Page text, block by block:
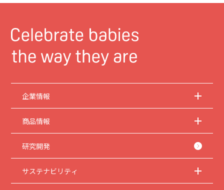
企業情報
商品情報
研究開発
サステナビリティ